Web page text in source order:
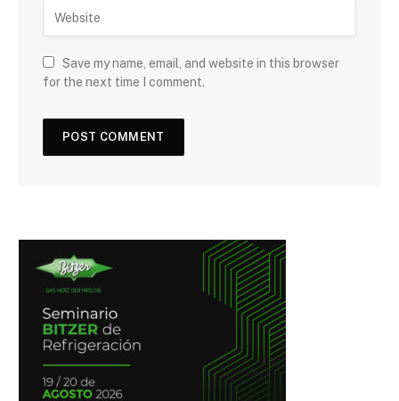
Save my name, email, and website in this browser
for the next time I comment.